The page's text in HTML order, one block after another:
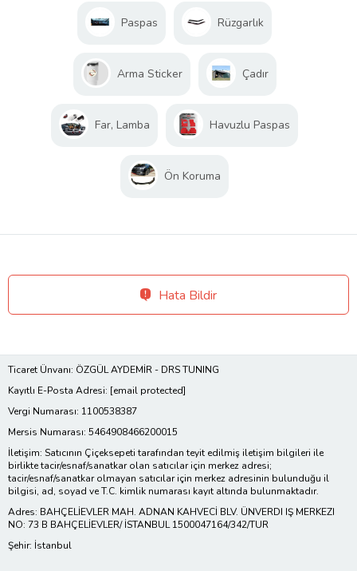
Paspas Rüzgarlık
Arma Sticker Çadır
Far, Lamba Havuzlu Paspas
Ön Koruma
Hata Bildir
Ticaret Ünvanı: ÖZGÜL AYDEMİR - DRS TUNING
Kayıtlı E-Posta Adresi: [email protected]
Vergi Numarası: 1100538387
Mersis Numarası: 5464908466200015
İletişim: Satıcının Çiçeksepeti tarafından teyit edilmiş iletişim bilgileri ile
birlikte tacir/esnaf/sanatkar olan satıcılar için merkez adresi;
tacir/esnaf/sanatkar olmayan satıcılar için merkez adresinin bulunduğu il
bilgisi, ad, soyad ve T.C. kimlik numarası kayıt altında bulunmaktadır.
Adres: BAHÇELİEVLER MAH. ADNAN KAHVECİ BLV. ÜNVERDI IŞ MERKEZI
NO: 73 B BAHÇELİEVLER/ İSTANBUL 1500047164/342/TUR
Şehir: İstanbul